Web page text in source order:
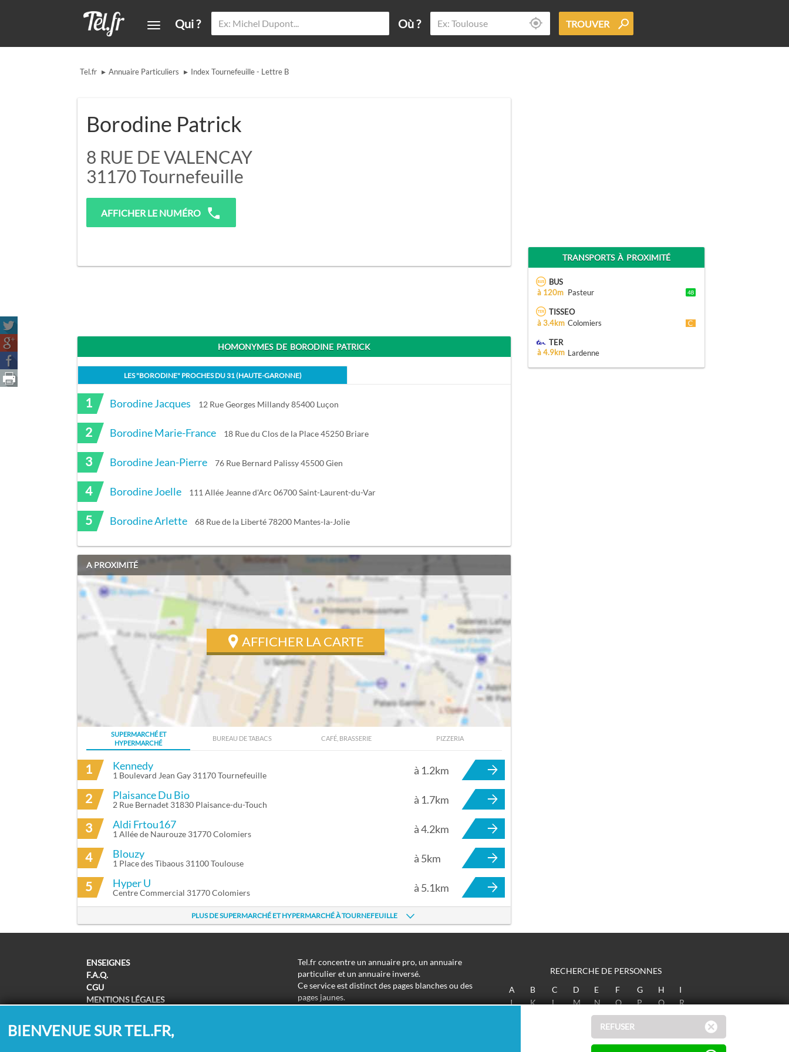
Qui ? Où ? TROUVER
Tel.fr ▸ Annuaire Particuliers ▸ Index Tournefeuille - Lettre B
Borodine Patrick
8 RUE DE VALENCAY
31170Tournefeuille
AFFICHER LE NUMÉRO
HOMONYMES DE BORODINE PATRICK
LES "BORODINE" PROCHES DU31 (HAUTE-GARONNE)
1 Borodine Jacques 12 Rue Georges Millandy 85400 Luçon
2 Borodine Marie-France 18 Rue du Clos de la Place 45250 Briare
3 Borodine Jean-Pierre 76 Rue Bernard Palissy 45500 Gien
4 Borodine Joelle 111 Allée Jeanne d'Arc 06700 Saint-Laurent-du-Var
5 Borodine Arlette 68 Rue de la Liberté 78200 Mantes-la-Jolie
A PROXIMITÉ
AFFICHER LA CARTE
ITINÉRAIRE VERS BORODINE PATRICK À TOURNEFEUILLE
SUPERMARCHÉ ET
HYPERMARCHÉ
BUREAU DE TABACS CAFÉ, BRASSERIE PIZZERIA
1 Kennedy
1 Boulevard Jean Gay 31170 Tournefeuille à 1.2km
2 Plaisance Du Bio
2 Rue Bernadet 31830 Plaisance-du-Touch à 1.7km
3 Aldi Frtou167
1 Allée de Naurouze 31770 Colomiers à 4.2km
4 Blouzy
1 Place des Tibaous 31100 Toulouse à 5km
5 Hyper U
Centre Commercial 31770 Colomiers à 5.1km
PLUS DE SUPERMARCHÉ ET HYPERMARCHÉ À TOURNEFEUILLE
TRANSPORTS À PROXIMITÉ
BUS
à 120m Pasteur
TISSEO
à 3.4km Colomiers
TER
à 4.9km
Lardenne
ENSEIGNES
F.A.Q.
CGU
MENTIONS LÉGALES
POLITIQUE DE COOKIES
MODIFIER MES CHOIX COOKIES
Tel.fr concentre un annuaire pro, un annuaire
particulier et un annuaire inversé.
Ce service est distinct des pages blanches ou des
pages jaunes.
Les informations utilisées peuvent donc varier en
RECHERCHE DE PERSONNES
A
B C D E F G H
I
J
K L M N O P Q
R
W X Y Z
BIENVENUE SUR TEL.FR, REFUSER